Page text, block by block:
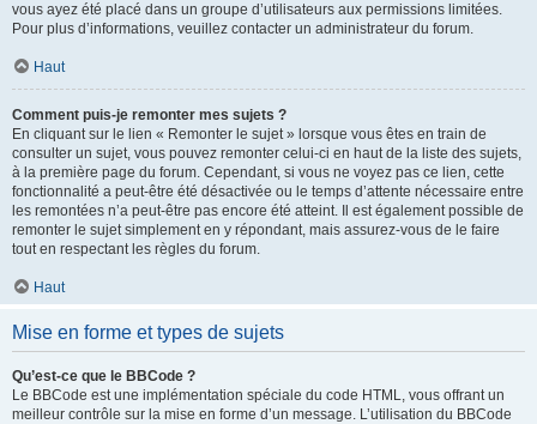
vous ayez été placé dans un groupe d’utilisateurs aux permissions limitées.
Pour plus d’informations, veuillez contacter un administrateur du forum.
Haut
Comment puis-je remonter mes sujets ?
En cliquant sur le lien « Remonter le sujet » lorsque vous êtes en train de
consulter un sujet, vous pouvez remonter celui-ci en haut de la liste des sujets,
à la première page du forum. Cependant, si vous ne voyez pas ce lien, cette
fonctionnalité a peut-être été désactivée ou le temps d’attente nécessaire entre
les remontées n’a peut-être pas encore été atteint. Il est également possible de
remonter le sujet simplement en y répondant, mais assurez-vous de le faire
tout en respectant les règles du forum.
Haut
Mise en forme et types de sujets
Qu’est-ce que le BBCode ?
Le BBCode est une implémentation spéciale du code HTML, vous offrant un
meilleur contrôle sur la mise en forme d’un message. L’utilisation du BBCode